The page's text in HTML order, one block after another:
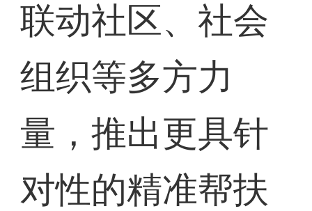
联动社区、社会
组织等多方力
量，推出更具针
对性的精准帮扶